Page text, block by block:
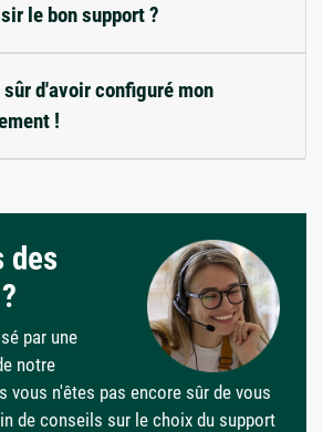
le bon support ?
d'avoir configuré mon
!
des
par une
notre
vous n'êtes pas encore sûr de vous
de conseils sur le choix du support